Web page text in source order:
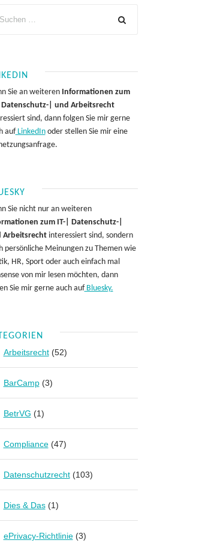
Sie an weiteren Informationen zum
Datenschutz-| und Arbeitsrecht
sind, dann folgen Sie mir gerne
aufLinkedInoder stellen Sie mir eine
Sie nicht nur an weiteren
zum IT-| Datenschutz-|
Arbeitsrechtinteressiert sind, sondern
persönliche Meinungen zu Themen wie
HR, Sport oder auch einfach mal
von mir lesen möchten, dann
Sie mir gerne auch aufBluesky.
Arbeitsrecht(52)
BarCamp(3)
BetrVG (1)
Compliance(47)
Datenschutzrecht(103)
Dies & Das(1)
ePrivacy-Richtlinie(3)